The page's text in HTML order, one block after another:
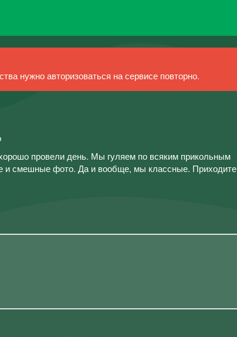
нужно авторизоваться на сервисе повторно.
провели день. Мы гуляем по всяким прикольным
и смешные фото. Да и вообще, мы классные. Приходите